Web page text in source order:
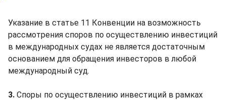
Указание в статье 11 Конвенции на возможность
рассмотрения споров по осуществлению инвестиций
в международных судах не является достаточным
основанием для обращения инвесторов в любой
международный суд.
3. Споры по осуществлению инвестиций в рамках